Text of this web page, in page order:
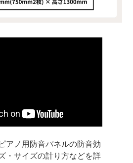
アノ用防音パネルの防音効
・サイズの計り方などを詳